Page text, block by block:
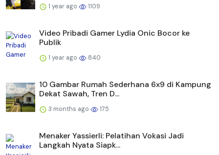
1 year ago 1109
Video Pribadi Gamer Lydia Onic Bocor ke
Publik
1 year ago 840
10 Gambar Rumah Sederhana 6x9 di Kampung
Dekat Sawah, Tren D...
3 months ago 175
Menaker Yassierli: Pelatihan Vokasi Jadi
Langkah Nyata Siapk...